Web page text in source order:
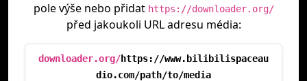
pole výše nebo přidat https://downloader.org/
před jakoukoli URL adresu média:
downloader.org/https://www.bilibilispaceau
dio.com/path/to/media